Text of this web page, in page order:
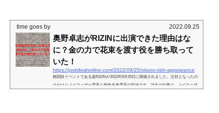
time goes by 2022.09.25
奥野卓志がRIZINに出演できた理由はな
に？金の力で花束を渡す役を勝ち取って
いた！
https://justideahotline.com/2022/09/25/okuno-rizin-appearance
格闘技イベントである超RIZINが2022年9月25日に開催されました。注目となったの
はやはりメイウェザー選手と朝倉未来選手の対決です。試合の結果は、メイウェザ